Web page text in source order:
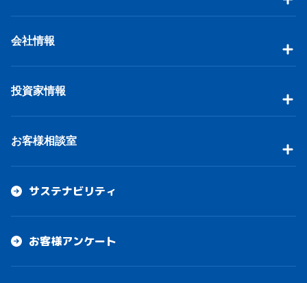
会社情報
投資家情報
お客様相談室
サステナビリティ
お客様アンケート